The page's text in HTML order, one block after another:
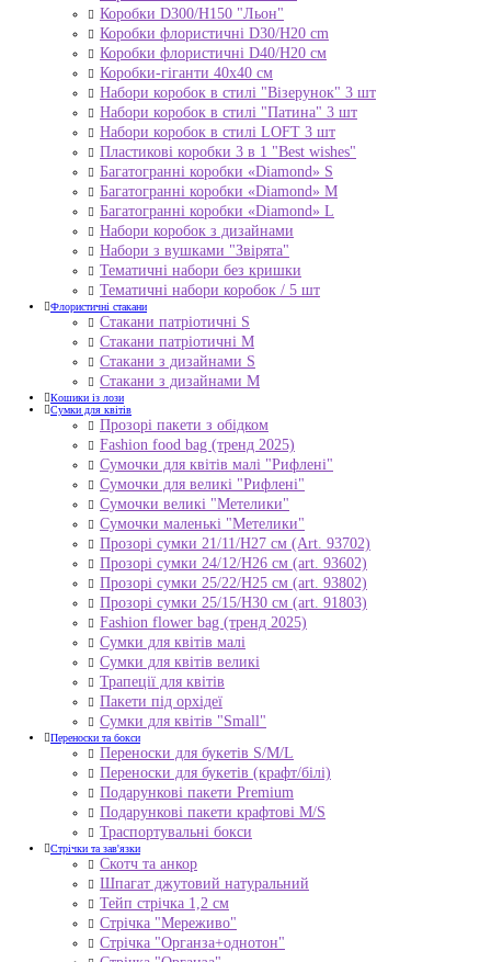
Коробки D300/H150 "Льон"
Коробки флористичні D30/H20 cm
Коробки флористичні D40/H20 cм
Коробки-гіганти 40x40 см
Набори коробок в стилі "Візерунок" 3 шт
Набори коробок в стилі "Патина" 3 шт
Набори коробок в стилі LOFT 3 шт
Пластикові коробки 3 в 1 "Best wishes"
Багатогранні коробки «Diamond» S
Багатогранні коробки «Diamond» M
Багатогранні коробки «Diamond» L
Набори коробок з дизайнами
Набори з вушками "Звірята"
Тематичні набори без кришки
Тематичні набори коробок / 5 шт
Флористичні стакани
Стакани патріотичні S
Стакани патріотичні М
Стакани з дизайнами S
Стакани з дизайнами М
Кошики із лози
Сумки для квітів
Прозорі пакети з обідком
Fashion food bag (тренд 2025)
Сумочки для квітів малі "Рифлені"
Сумочки для великі "Рифлені"
Сумочки великі "Метелики"
Сумочки маленькі "Метелики"
Прозорі сумки 21/11/H27 см (Art. 93702)
Прозорі сумки 24/12/Н26 см (art. 93602)
Прозорі сумки 25/22/Н25 см (art. 93802)
Прозорі сумки 25/15/Н30 см (art. 91803)
Fashion flower bag (тренд 2025)
Сумки для квітів малі
Сумки для квітів великі
Трапеції для квітів
Пакети під орхідеї
Сумки для квітів "Small"
Переноски та бокси
Переноски для букетів S/M/L
Переноски для букетів (крафт/білі)
Подарункові пакети Premium
Подарункові пакети крафтові M/S
Траспортувальні бокси
Стрічки та зав'язки
Скотч та анкор
Шпагат джутовий натуральний
Тейп стрічка 1,2 см
Стрічка "Мереживо"
Стрічка "Органза+однотон"